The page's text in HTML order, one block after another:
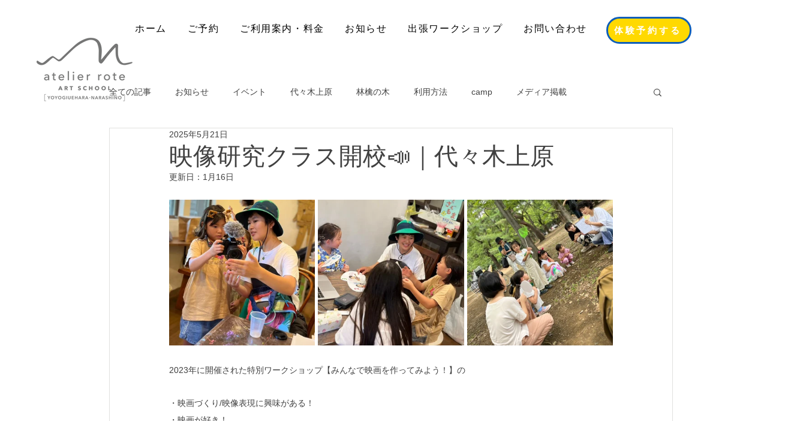
ホーム ご予約 ご利用案内・料金 お知らせ 出張ワークショップ お問い合わせ 体験予約する
全ての記事 お知らせ イベント 代々木上原 林檎の木 利用方法 camp メディア掲載
出張ワークショップ
映像研究クラス開校📣｜代々木上原
2025年5月21日
更新日： 1月16日
2023年に開催された特別ワークショップ【みんなで映画を作ってみよう！】の
・映画づくり/映像表現に興味がある！